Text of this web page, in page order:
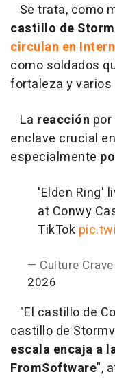
Se trata, como
castillo de
circulan en
como soldados
fortaleza y varios
La reacción
enclave crucial
especialmente
'Elden Ring'
at Conwy
TikTok
— Culture
2026
"El castillo de
castillo de
escala encaja a
FromSoftware",